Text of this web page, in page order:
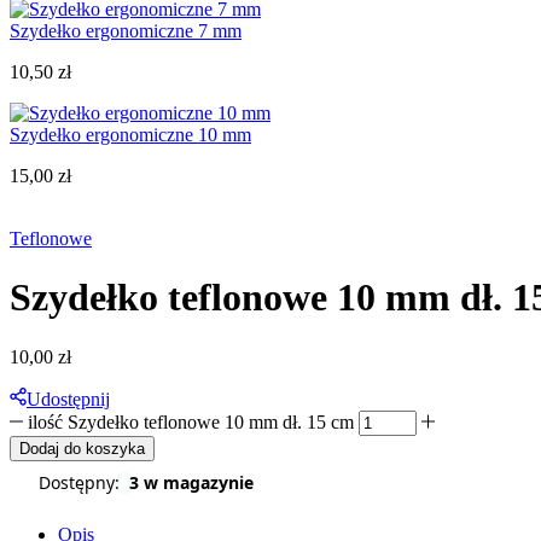
Szydełko ergonomiczne 7 mm
10,50 zł
Szydełko ergonomiczne 10 mm
15,00 zł
Teflonowe
Szydełko teflonowe 10 mm dł.
10,00 zł
Udostępnij
ilość Szydełko teflonowe 10 mm dł. 15 cm
Dodaj do koszyka
Dostępny: 3 w magazynie
Opis